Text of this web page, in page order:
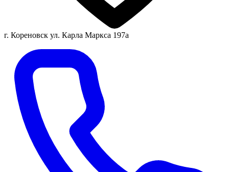
г. Кореновск ул. Карла Маркса 197а